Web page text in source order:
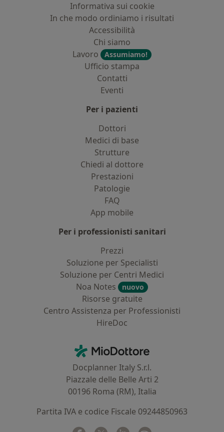
Informativa sui cookie
In che modo ordiniamo i risultati
Accessibilità
Chi siamo
Lavoro
Assumiamo!
Ufficio stampa
Contatti
Eventi
Per i pazienti
Dottori
Medici di base
Strutture
Chiedi al dottore
Prestazioni
Patologie
FAQ
App mobile
Per i professionisti sanitari
Prezzi
Soluzione per Specialisti
Soluzione per Centri Medici
Noa Notes
nuovo
Risorse gratuite
Centro Assistenza per Professionisti
HireDoc
MioDottore - Homepage
Docplanner Italy S.r.l.
Piazzale delle Belle Arti 2
00196 Roma (RM), Italia
Partita IVA e codice Fiscale 09244850963